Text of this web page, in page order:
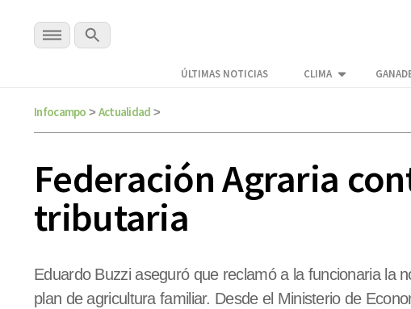
ÚLTIMAS NOTICIAS CLIMA
Infocampo > Actualidad >
Federación Agraria
tributaria
Eduardo Buzzi aseguró que reclamó a la funcionaria la
plan de agricultura familiar. Desde el Ministerio de